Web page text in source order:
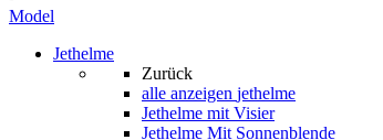
Model
Jethelme
Zurück
alle anzeigen jethelme
Jethelme mit Visier
Jethelme Mit Sonnenblende